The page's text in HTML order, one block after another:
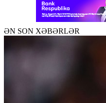
ƏN SON XƏBƏRLƏR